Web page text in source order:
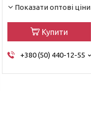
Показати оптові ціни
Купити
+380 (50) 440-12-55